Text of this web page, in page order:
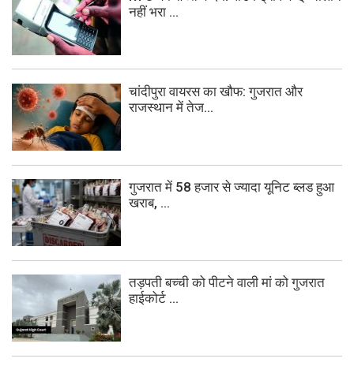
नहीं भरा ...
चांदीपुरा वायरस का खौफ: गुजरात और
राजस्थान में तेज...
गुजरात में 58 हजार से ज्यादा यूनिट ब्लड हुआ
खराब, ...
तड़पती बच्ची को पीटने वाली मां को गुजरात
हाईकोर्ट ...